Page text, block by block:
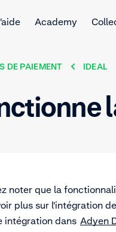
Academy
DE PAIEMENT IDEAL
noter que la
plus sur l'intégration
intégration dans Adyen